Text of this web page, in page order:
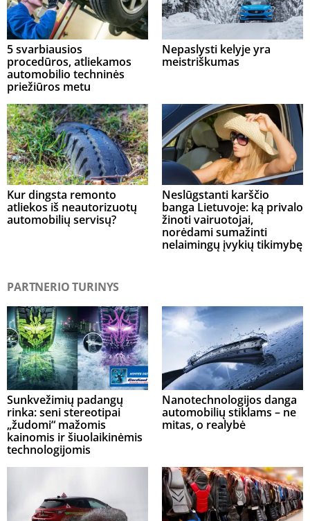
5 svarbiausios
procedūros, atliekamos
automobilio techninės
priežiūros metu
Nepaslysti kelyje yra
meistriškumas
Kur dingsta remonto
atliekos iš neautorizuotų
automobilių servisų?
Neslūgstanti karščio
banga Lietuvoje: ką privalo
žinoti vairuotojai,
norėdami sumažinti
nelaimingų įvykių tikimybę
PARTNERIO TURINYS
Sunkvežimių padangų
rinka: seni stereotipai
„žudomi“ mažomis
kainomis ir šiuolaikinėmis
technologijomis
Nanotechnologijos danga
automobilių stiklams – ne
mitas, o realybė